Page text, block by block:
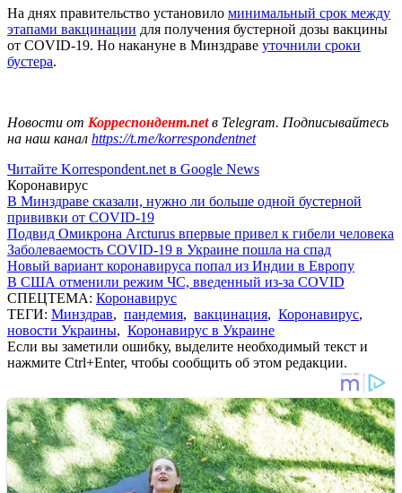
На днях правительство установило минимальный срок между
этапами вакцинации для получения бустерной дозы вакцины
от COVID-19. Но накануне в Минздраве уточнили сроки
бустера.
Новости от Корреспондент.netв Telegram. Подписывайтесь
на наш канал https://t.me/korrespondentnet
Читайте Korrespondent.net в Google News
Коронавирус
В Минздраве сказали, нужно ли больше одной бустерной
прививки от COVID-19
Подвид Омикрона Arcturus впервые привел к гибели человека
Заболеваемость COVID-19 в Украине пошла на спад
Новый вариант коронавируса попал из Индии в Европу
В США отменили режим ЧС, введенный из-за COVID
СПЕЦТЕМА: Коронавирус
ТЕГИ: Минздрав, пандемия, вакцинация, Коронавирус,
новости Украины, Коронавирус в Украине
Если вы заметили ошибку, выделите необходимый текст и
нажмите Ctrl+Enter, чтобы сообщить об этом редакции.